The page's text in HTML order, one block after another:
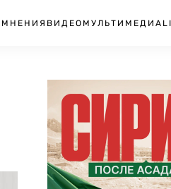
МНЕНИЯ ВИДЕО МУЛЬТИМЕДИА